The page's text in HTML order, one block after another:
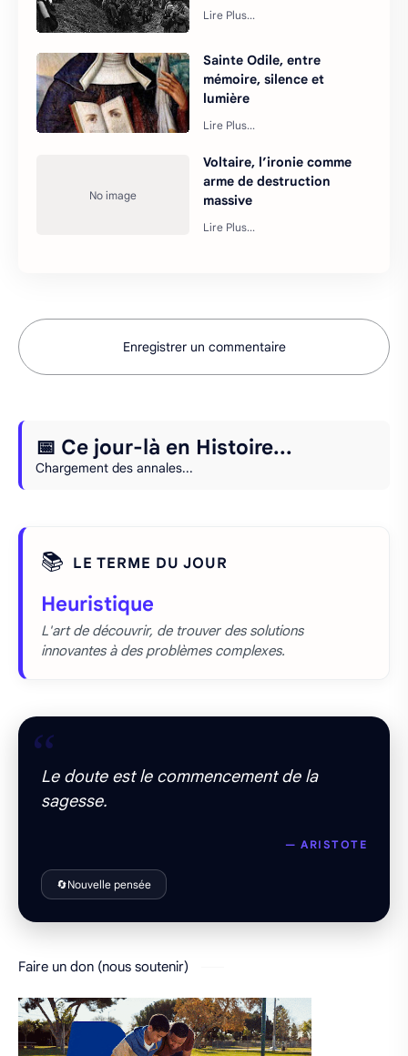
Sainte Odile, entre
mémoire, silence et
lumière
Voltaire, l’ironie comme
arme de destruction
massive
Enregistrer un commentaire
📅 Ce jour-là en Histoire...
Chargement des annales...
📚 LE TERME DU JOUR
Heuristique
L'art de découvrir, de trouver des solutions
innovantes à des problèmes complexes.
“
Le doute est le commencement de la
sagesse.
— ARISTOTE
🔄Nouvelle pensée
Faire un don (nous soutenir)